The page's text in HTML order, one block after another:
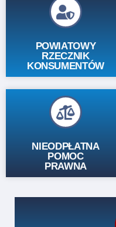
POWIATOWY
RZECZNIK
KONSUMENTÓW
NIEODPŁATNA
POMOC
PRAWNA